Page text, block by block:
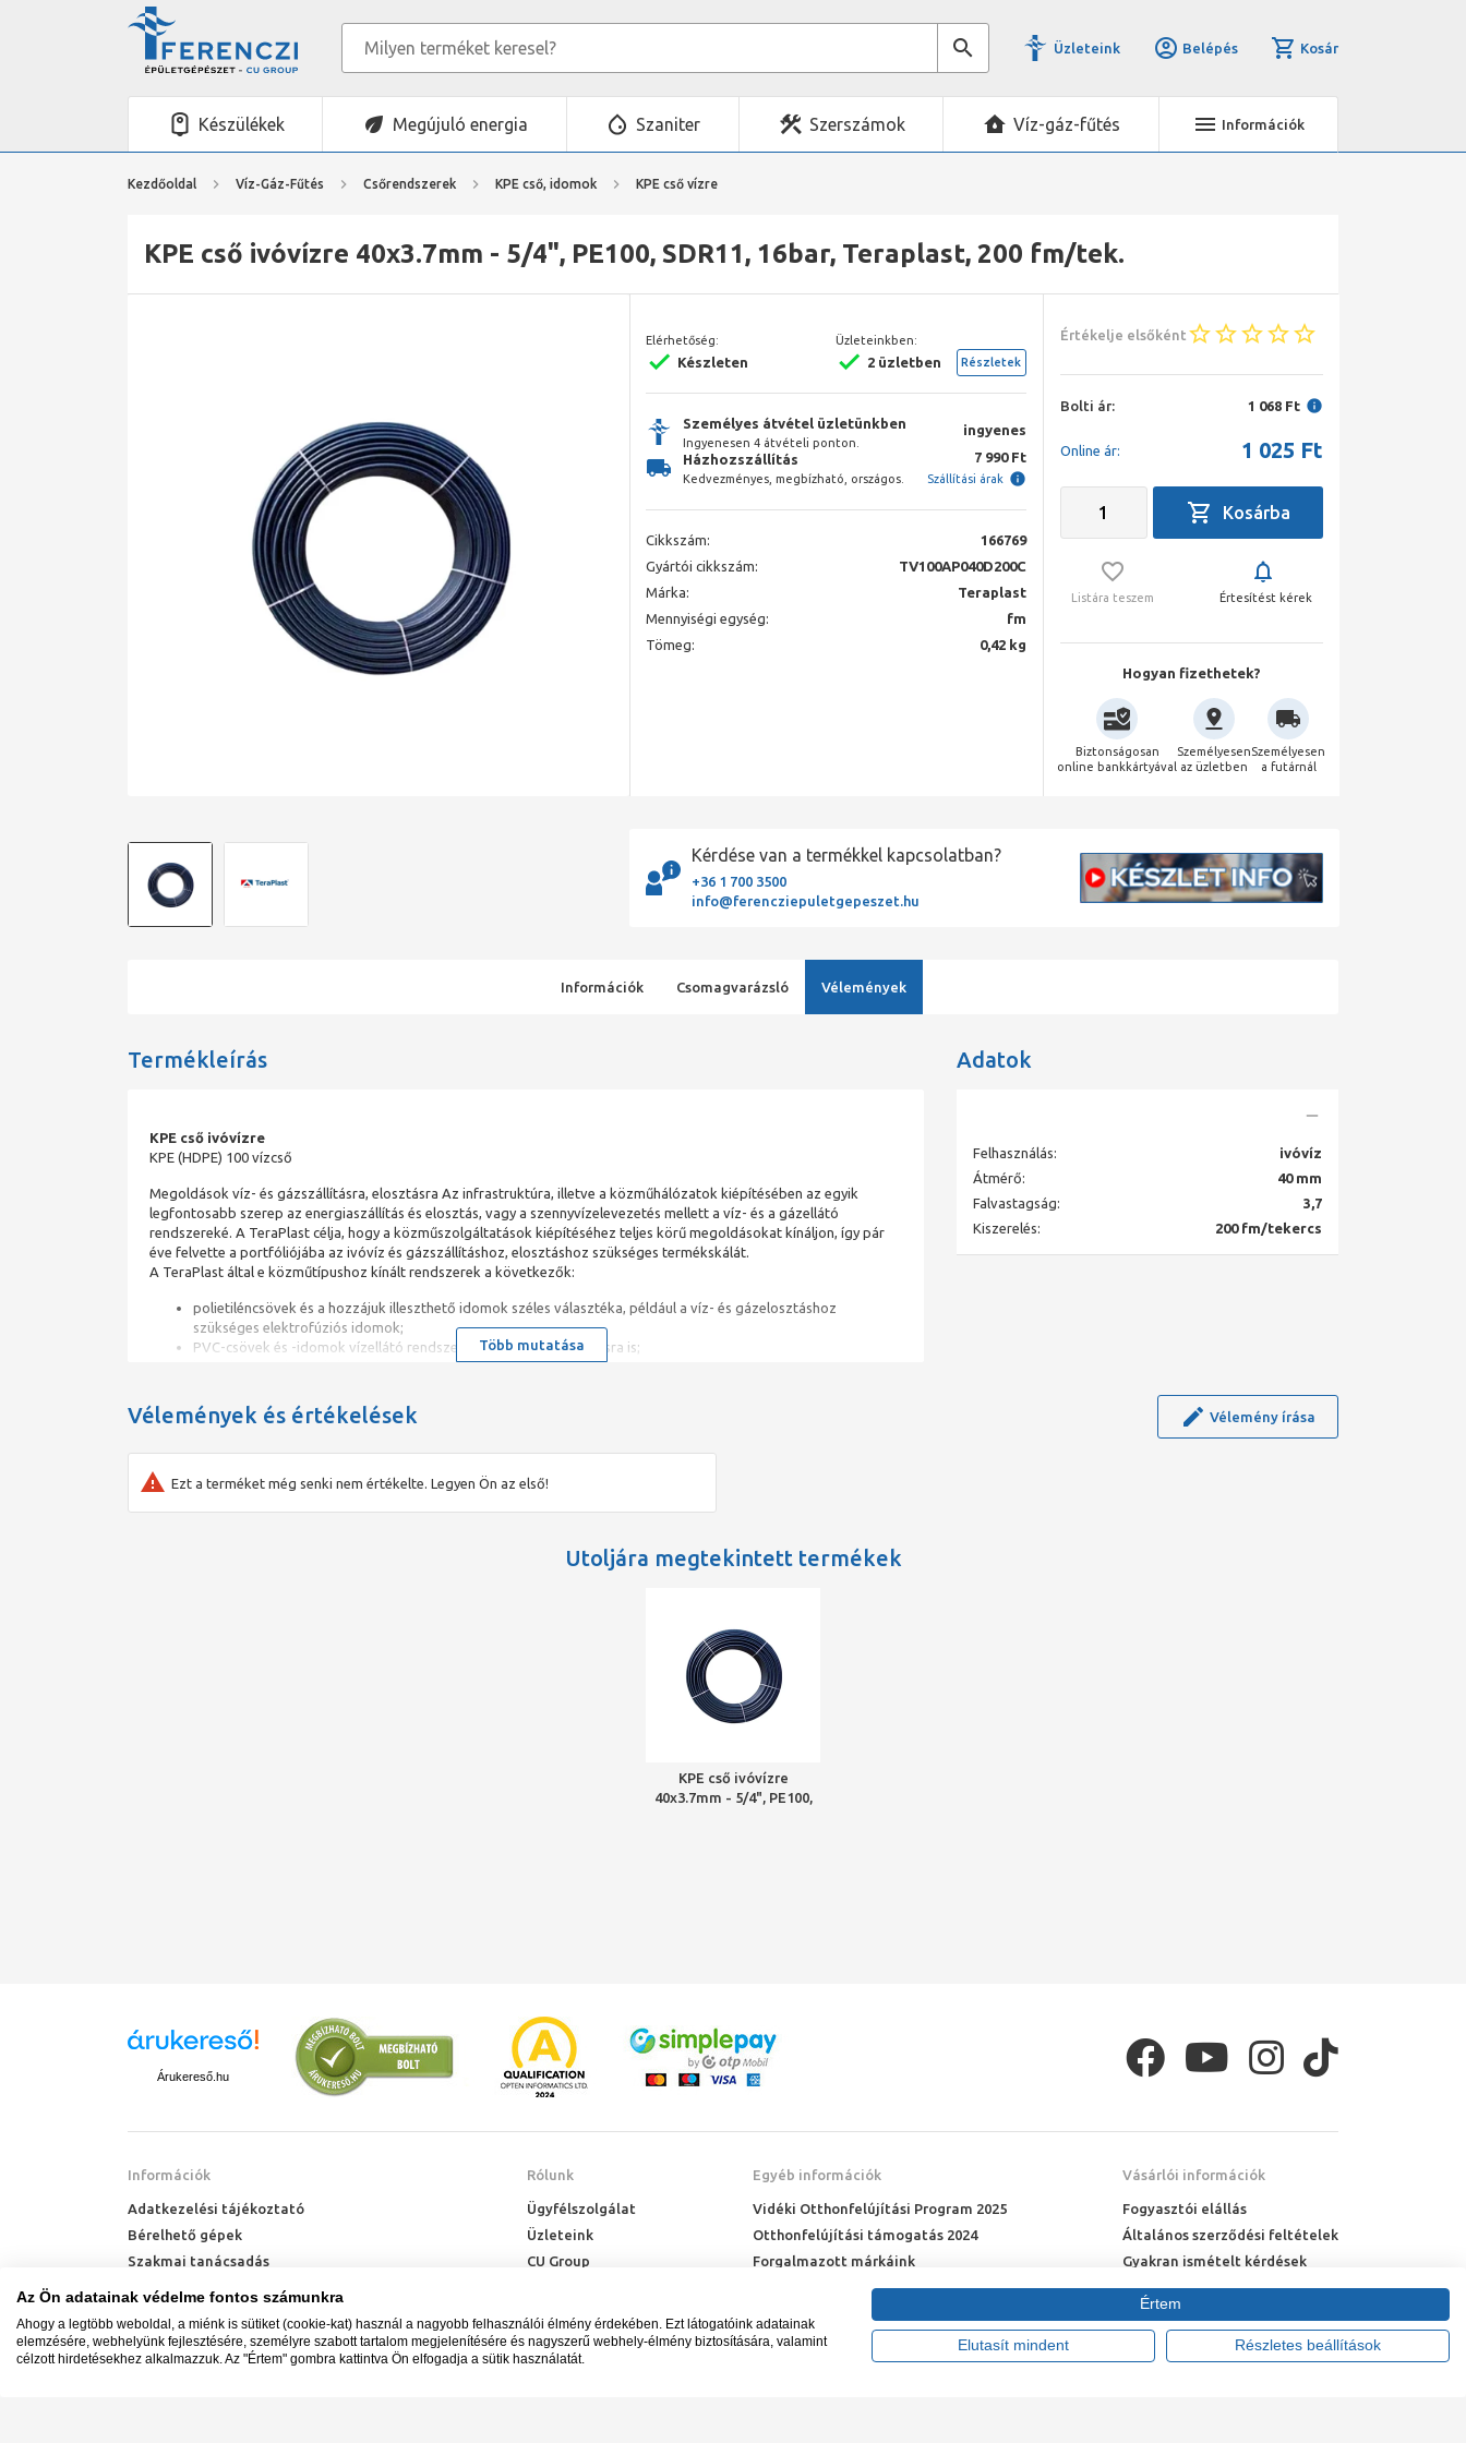
Üzleteink Belépés Kosár
Készülékek Megújuló energia Szaniter Szerszámok Víz-gáz-fűtés Információk
Kezdőoldal Víz-Gáz-Fűtés Csőrendszerek KPE cső, idomok KPE cső vízre
KPE cső ivóvízre 40x3.7mm - 5/4", PE100, SDR11, 16bar, Teraplast, 200 fm/tek.
Elérhetőség:
Készleten
Üzleteinkben:
2 üzletben Részletek
Személyes átvétel üzletünkben
Ingyenesen 4 átvételi ponton.
ingyenes
Házhozszállítás
Kedvezményes, megbízható, országos.
7 990 Ft
Szállítási árak
Cikkszám:
166769
Gyártói cikkszám:
TV100AP040D200C
Márka:
Teraplast
Mennyiségi egység:
fm
Tömeg:
0,42 kg
Értékelje elsőként
Bolti ár: 1 068 Ft
Online ár: 1 025 Ft
Listára teszem Értesítést kérek
Hogyan fizethetek?
Biztonságosan
online bankkártyával
Személyesen
az üzletben
Személyesen
a futárnál
Kérdése van a termékkel kapcsolatban?
+36 1 700 3500
info@ferencziepuletgepeszet.hu
Információk Csomagvarázsló Vélemények
Termékleírás
KPE cső ivóvízre
KPE (HDPE) 100 vízcső
Megoldások víz- és gázszállításra, elosztásra Az infrastruktúra, illetve a közműhálózatok kiépítésében az egyik
legfontosabb szerep az energiaszállítás és elosztás, vagy a szennyvízelevezetés mellett a víz- és a gázellátó
rendszereké. A TeraPlast célja, hogy a közműszolgáltatások kiépítéséhez teljes körű megoldásokat kínáljon, így pár
éve felvette a portfóliójába az ivóvíz és gázszállításhoz, elosztáshoz szükséges termékskálát.
A TeraPlast által e közműtípushoz kínált rendszerek a következők:
polietiléncsövek és a hozzájuk illeszthető idomok széles választéka, például a víz- és gázelosztáshoz
szükséges elektrofúziós idomok;
PVC-csövek és -idomok vízellátó rendszerekhez, ipari alkalmazásra is;
kútbéléscsövek - mély kutak kivitelezéséhez;
vízóraaknák.
katalógus rövid áttekintést ad a fent említett rendszerekről, rámutatva a használatukból adódó műszaki előnyökre és
Több mutatása
Adatok
Felhasználás:
ivóvíz
Átmérő:
40 mm
Falvastagság:
3,7
Kiszerelés:
200 fm/tekercs
Vélemények és értékelések Vélemény írása
Ezt a terméket még senki nem értékelte. Legyen Ön az első!
Utoljára megtekintett termékek
KPE cső ivóvízre
40x3.7mm - 5/4", PE100,
Árukereső.hu
Információk
Adatkezelési tájékoztató
Bérelhető gépek
Szakmai tanácsadás
Technik Cool Pro hőszivattyú tájékoztató
Hőszivattyú kalkulátor
Rólunk
Ügyfélszolgálat
Üzleteink
CU Group
Egyéb információk
Vidéki Otthonfelújítási Program 2025
Otthonfelújítási támogatás 2024
Forgalmazott márkáink
Adatkezelési kérelem
Vásárlói információk
Fogyasztói elállás
Általános szerződési feltételek
Gyakran ismételt kérdések
Online rendelés menete
Fizetési feltételek
Az Ön adatainak védelme fontos számunkra
Ahogy a legtöbb weboldal, a miénk is sütiket (cookie-kat) használ a nagyobb felhasználói élmény érdekében. Ezt látogatóink adatainak
elemzésére, webhelyünk fejlesztésére, személyre szabott tartalom megjelenítésére és nagyszerű webhely-élmény biztosítására, valamint
célzott hirdetésekhez alkalmazzuk. Az "Értem" gombra kattintva Ön elfogadja a sütik használatát.
Értem
Elutasít mindent Részletes beállítások